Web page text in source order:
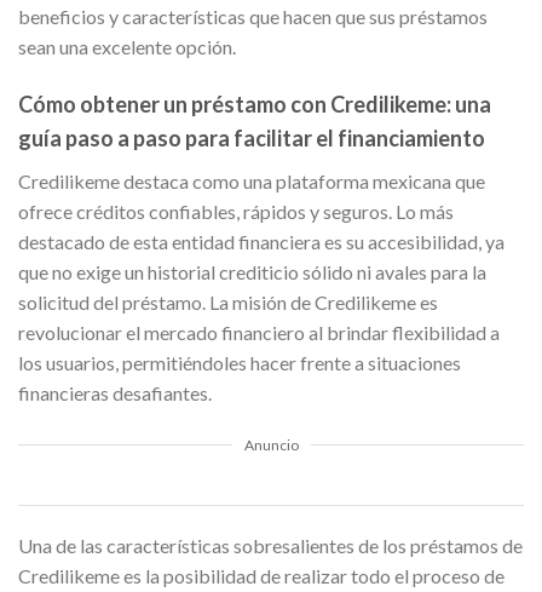
beneficios y características que hacen que sus préstamos
sean una excelente opción.
Cómo obtener un préstamo con Credilikeme: una
guía paso a paso para facilitar el financiamiento
Credilikeme destaca como una plataforma mexicana que
ofrece créditos confiables, rápidos y seguros. Lo más
destacado de esta entidad financiera es su accesibilidad, ya
que no exige un historial crediticio sólido ni avales para la
solicitud del préstamo. La misión de Credilikeme es
revolucionar el mercado financiero al brindar flexibilidad a
los usuarios, permitiéndoles hacer frente a situaciones
financieras desafiantes.
Anuncio
Una de las características sobresalientes de los préstamos de
Credilikeme es la posibilidad de realizar todo el proceso de